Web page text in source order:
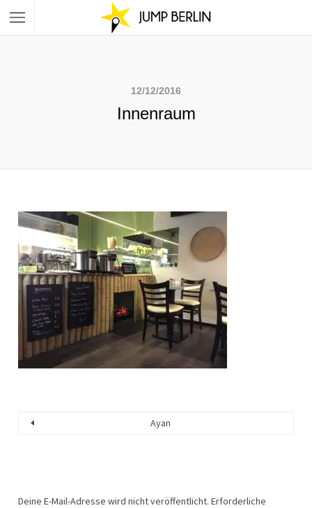
12/12/2016
Innenraum
Ayan
Deine E-Mail-Adresse wird nicht veröffentlicht. Erforderliche